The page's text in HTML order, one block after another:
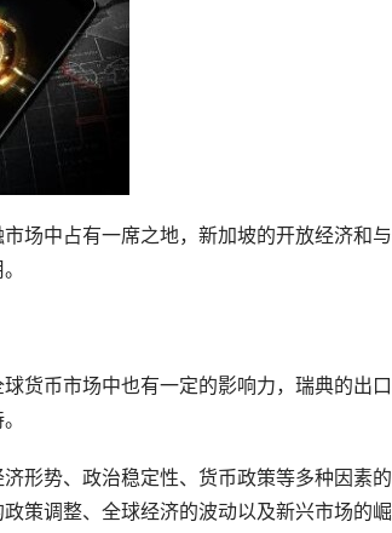
场中占有一席之地，新加坡的开放经济和
货币市场中也有一定的影响力，瑞典的出
形势、政治稳定性、货币政策等多种因素
策调整、全球经济的波动以及新兴市场的